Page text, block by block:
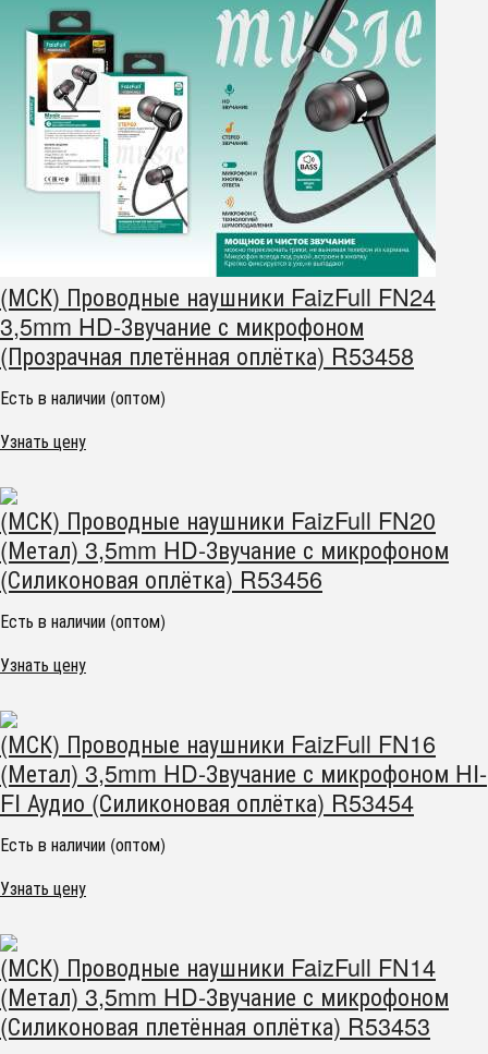
(МСК) Проводные наушники FaizFull FN24
3,5mm HD-Звучание с микрофоном
(Прозрачная плетённая оплётка) R53458
Есть в наличии (оптом)
Узнать цену
(МСК) Проводные наушники FaizFull FN20
(Метал) 3,5mm HD-Звучание с микрофоном
(Силиконовая оплётка) R53456
Есть в наличии (оптом)
Узнать цену
(МСК) Проводные наушники FaizFull FN16
(Метал) 3,5mm HD-Звучание с микрофоном HI-
FI Аудио (Силиконовая оплётка) R53454
Есть в наличии (оптом)
Узнать цену
(МСК) Проводные наушники FaizFull FN14
(Метал) 3,5mm HD-Звучание с микрофоном
(Силиконовая плетённая оплётка) R53453